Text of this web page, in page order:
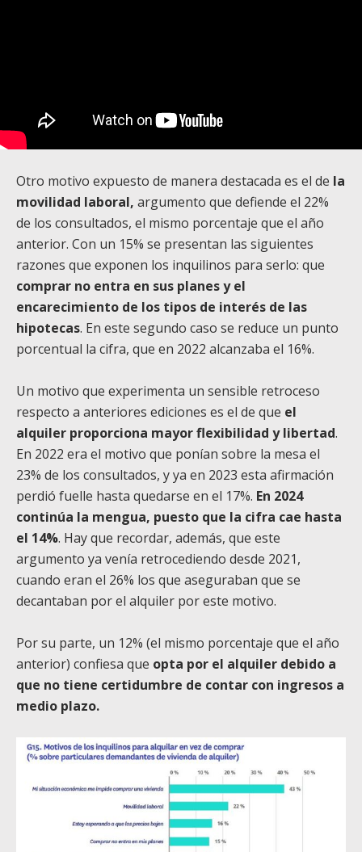
Otro motivo expuesto de manera destacada es el de la
movilidad laboral, argumento que defiende el 22%
de los consultados, el mismo porcentaje que el año
anterior. Con un 15% se presentan las siguientes
razones que exponen los inquilinos para serlo: que
comprar no entra en sus planes y el
encarecimiento de los tipos de interés de las
hipotecas. En este segundo caso se reduce un punto
porcentual la cifra, que en 2022 alcanzaba el 16%.
Un motivo que experimenta un sensible retroceso
respecto a anteriores ediciones es el de que el
alquiler proporciona mayor flexibilidad y libertad.
En 2022 era el motivo que ponían sobre la mesa el
23% de los consultados, y ya en 2023 esta afirmación
perdió fuelle hasta quedarse en el 17%. En 2024
continúa la mengua, puesto que la cifra cae hasta
el 14%. Hay que recordar, además, que este
argumento ya venía retrocediendo desde 2021,
cuando eran el 26% los que aseguraban que se
decantaban por el alquiler por este motivo.
Por su parte, un 12% (el mismo porcentaje que el año
anterior) confiesa que opta por el alquiler debido a
que no tiene certidumbre de contar con ingresos a
medio plazo.